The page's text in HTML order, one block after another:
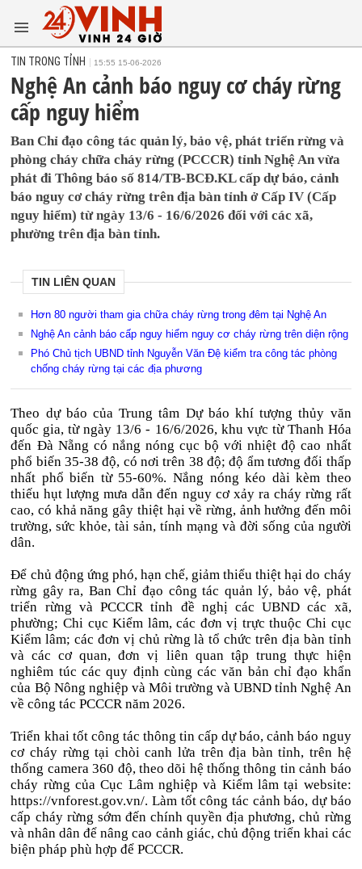
TIN TRONG TỈNH 15:55 15-06-2026
Nghệ An cảnh báo nguy cơ cháy rừng
cấp nguy hiểm
Ban Chỉ đạo công tác quản lý, bảo vệ, phát triển rừng và
phòng cháy chữa cháy rừng (PCCCR) tỉnh Nghệ An vừa
phát đi Thông báo số 814/TB-BCĐ.KL cấp dự báo, cảnh
báo nguy cơ cháy rừng trên địa bàn tỉnh ở Cấp IV (Cấp
nguy hiểm) từ ngày 13/6 - 16/6/2026 đối với các xã,
phường trên địa bàn tỉnh.
TIN LIÊN QUAN
Hơn 80 người tham gia chữa cháy rừng trong đêm tại Nghệ An
Nghệ An cảnh báo cấp nguy hiểm nguy cơ cháy rừng trên diện rộng
Phó Chủ tịch UBND tỉnh Nguyễn Văn Đệ kiểm tra công tác phòng
chống cháy rừng tại các địa phương
Theo dự báo của Trung tâm Dự báo khí tượng thủy văn
quốc gia, từ ngày 13/6 - 16/6/2026, khu vực từ Thanh Hóa
đến Đà Nẵng có nắng nóng cục bộ với nhiệt độ cao nhất
phổ biến 35-38 độ, có nơi trên 38 độ; độ ẩm tương đối thấp
nhất phổ biến từ 55-60%. Nắng nóng kéo dài kèm theo
thiếu hụt lượng mưa dẫn đến nguy cơ xảy ra cháy rừng rất
cao, có khả năng gây thiệt hại về rừng, ảnh hưởng đến môi
trường, sức khỏe, tài sản, tính mạng và đời sống của người
dân.
Để chủ động ứng phó, hạn chế, giảm thiểu thiệt hại do cháy
rừng gây ra, Ban Chỉ đạo công tác quản lý, bảo vệ, phát
triển rừng và PCCCR tỉnh đề nghị các UBND các xã,
phường; Chi cục Kiểm lâm, các đơn vị trực thuộc Chi cục
Kiểm lâm; các đơn vị chủ rừng là tổ chức trên địa bàn tỉnh
và các cơ quan, đơn vị liên quan tập trung thực hiện
nghiêm túc các quy định cùng các văn bản chỉ đạo khẩn
của Bộ Nông nghiệp và Môi trường và UBND tỉnh Nghệ An
về công tác PCCCR năm 2026.
Triển khai tốt công tác thông tin cấp dự báo, cảnh báo nguy
cơ cháy rừng tại chòi canh lửa trên địa bàn tỉnh, trên hệ
thống camera 360 độ, theo dõi hệ thống thông tin cảnh báo
cháy rừng của Cục Lâm nghiệp và Kiểm lâm tại website:
https://vnforest.gov.vn/. Làm tốt công tác cảnh báo, dự báo
cấp cháy rừng sớm đến chính quyền địa phương, chủ rừng
và nhân dân để nâng cao cảnh giác, chủ động triển khai các
biện pháp phù hợp để PCCCR.